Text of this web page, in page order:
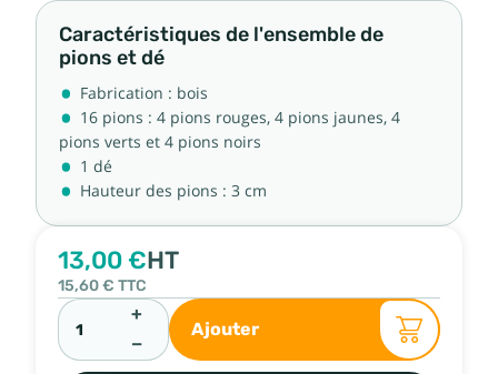
Caractéristiques de l'ensemble de
pions et dé
Fabrication : bois
16 pions : 4 pions rouges, 4 pions jaunes, 4
pions verts et 4 pions noirs
1 dé
Hauteur des pions : 3 cm
13,00 €HT
15,60 € TTC
+
−
Ajouter